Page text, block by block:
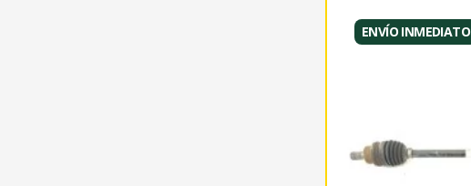
ENVÍO INMEDIATO